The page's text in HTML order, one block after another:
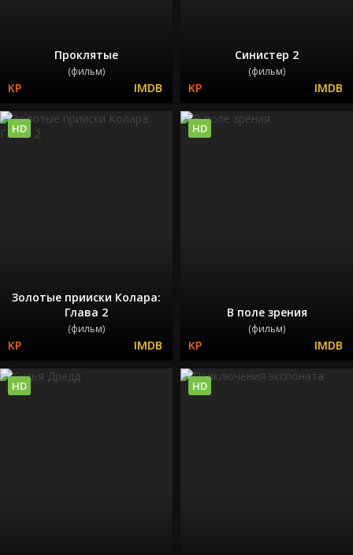
Проклятые
(фильм)
Синистер 2
(фильм)
Золотые прииски Колара:
Глава 2
(фильм)
HD
В поле зрения
(фильм)
HD
HD HD